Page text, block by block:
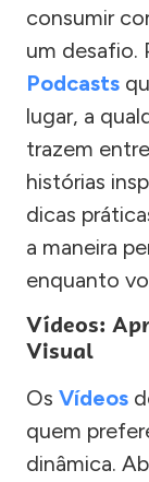
consumir
um desafio.
Podcasts
lugar, a
trazem
histórias
dicas
a maneira
enquanto
Vídeos:
Visual
Os Vídeos
quem
dinâmica.